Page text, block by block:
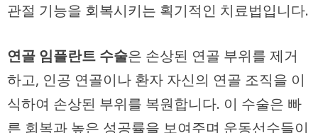
관절 기능을 회복시키는 획기적인 치료법입니다.
연골 임플란트 수술은 손상된 연골 부위를 제거
하고, 인공 연골이나 환자 자신의 연골 조직을 이
식하여 손상된 부위를 복원합니다. 이 수술은 빠
른 회복과 높은 성공률을 보여주며 운동선수들이